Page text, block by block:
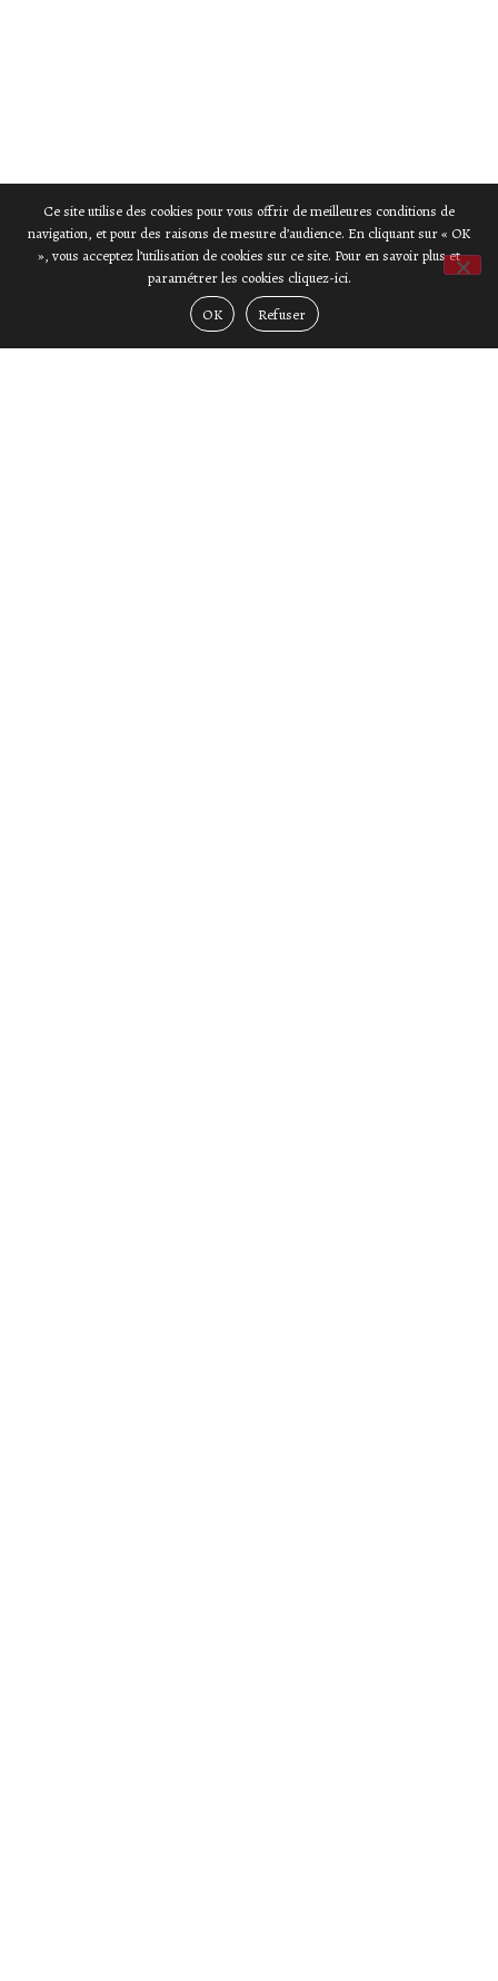
Ce site utilise des cookies pour vous offrir de meilleures conditions de
navigation, et pour des raisons de mesure d’audience. En cliquant sur « OK
», vous acceptez l’utilisation de cookies sur ce site. Pour en savoir plus et
paramétrer les cookies cliquez-ici.
OK
Refuser